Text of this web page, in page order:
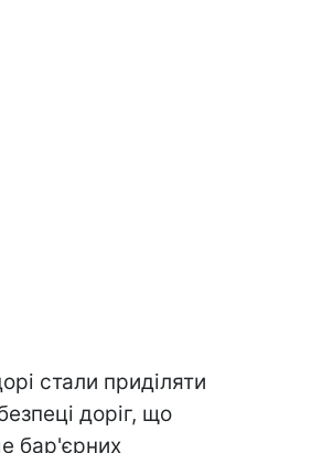
стали приділяти
доріг, що
бар'єрних